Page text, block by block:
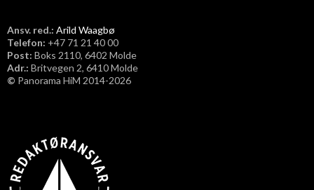
Ansv. red.: Arild Waagbø
Telefon: ​+47 71 21 40 00
Post: Boks 2110, 6402 Molde
Adr.: Britvegen 2, 6410 Molde
© Panorama HiM 2014-2026